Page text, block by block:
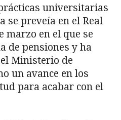
universitarias
se preveía en el Real
marzo en el que se
de pensiones y ha
Ministerio de
un avance en los
para acabar con el